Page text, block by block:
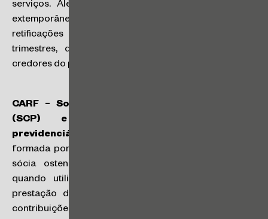
serviços. Além disso, o aproveitamento de créditos
extemporâneos está condicionado à apresentação das
retificações da EFD-Contribuições dos respectivos
trimestres, demonstrando os créditos e os saldos
credores do período. (
CARF – Sociedade em Conta de Participação
(SCP) e incidência de contribuição
previdenciária
formada por pessoa jurídica da área da saúde como
sócia ostensiva e médicos como sócios ocultos,
quando utilizada para dissimular uma relação de
prestação de serviços e evitar o recolhimento das
contribuições previdenciárias. Nesse caso, os valores